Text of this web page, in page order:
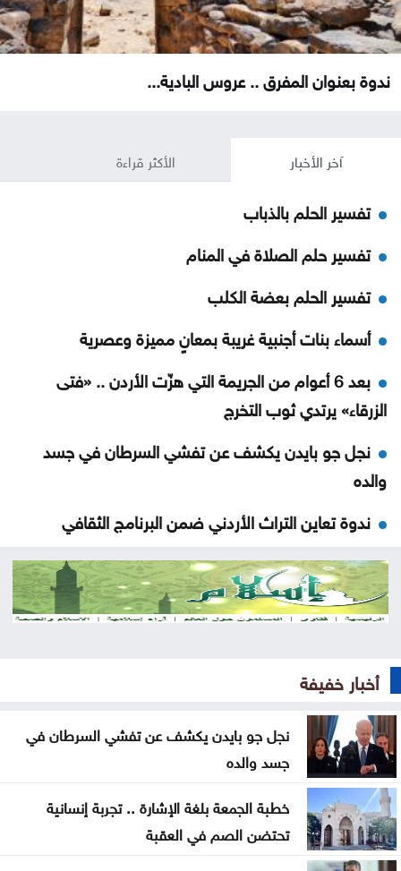
ندوة بعنوان المفرق .. عروس البادية...
آخر الأخبار الأكثر قراءة
تفسير الحلم بالذباب
تفسير حلم الصلاة في المنام
تفسير الحلم بعضة الكلب
أسماء بنات أجنبية غريبة بمعانٍ مميزة وعصرية
بعد 6 أعوام من الجريمة التي هزّت الأردن .. «فتى
الزرقاء» يرتدي ثوب التخرج
نجل جو بايدن يكشف عن تفشي السرطان في جسد
والده
ندوة تعاين التراث الأردني ضمن البرنامج الثقافي
مستوطنون يهاجمون مسجدا بالضفة والجيش يعتقل 7
فلسطينيين
أمم إفريقيا
شقة مهجورة في الرصيفة تثير شكاوى السكان ..
تفاصيل
السعودية واليمن وقطر ترحب ببيان مجلس الأمن إزاء
أخبار خفيفة
نجل جو بايدن يكشف عن تفشي السرطان في
جسد والده
خطبة الجمعة بلغة الإشارة .. تجربة إنسانية
تحتضن الصم في العقبة